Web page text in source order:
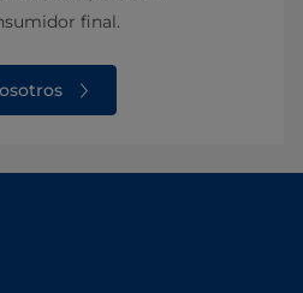
final.